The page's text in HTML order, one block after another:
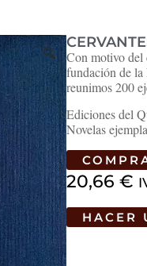
Con motivo del
fundación de la
reunimos 200
Ediciones del
Novelas
20,66€
HACER
🔍